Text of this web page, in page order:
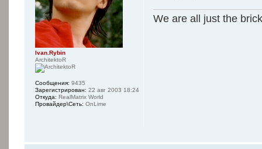
We are all just the
Ivan.Rybin
ArchitektoR
Сообщения: 9435
Зарегистрирован: 22 авг 2003 18:24
Откуда: RealMatrix World
Провайдер\Сеть: OnLime